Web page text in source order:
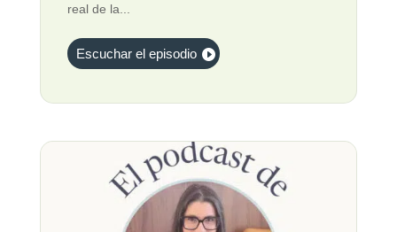
real de la...
Escuchar el episodio